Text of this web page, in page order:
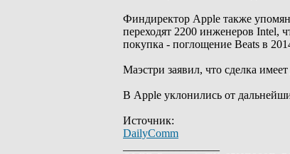
Финдиректор Apple также
переходят 2200 инженеров Intel,
покупка - поглощение Beats в
Маэстри заявил, что сделка
В Apple уклонились от
Источник:
DailyComm